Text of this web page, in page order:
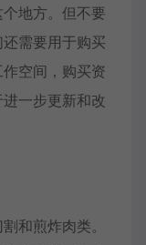
地方。但不要
需要用于购买
空间，购买资
一步更新和改
和煎炸肉类。